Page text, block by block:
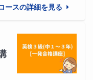
ースの詳細を見る